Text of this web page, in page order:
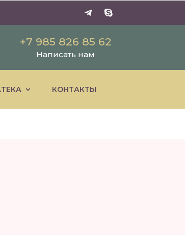
+7 985 826 85 62
Написать нам
КОНТАКТЫ